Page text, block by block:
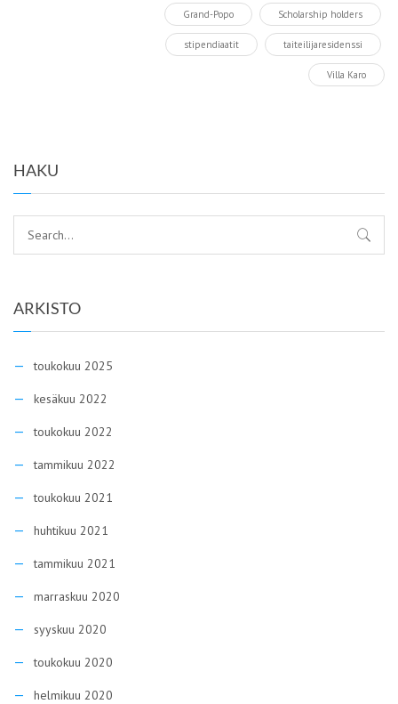
Grand-Popo Scholarship holders
stipendiaatit taiteilijaresidenssi
Villa Karo
HAKU
ARKISTO
toukokuu 2025
kesäkuu 2022
toukokuu 2022
tammikuu 2022
toukokuu 2021
huhtikuu 2021
tammikuu 2021
marraskuu 2020
syyskuu 2020
toukokuu 2020
helmikuu 2020